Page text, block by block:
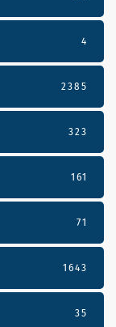
4
2385
323
161
71
1643
35